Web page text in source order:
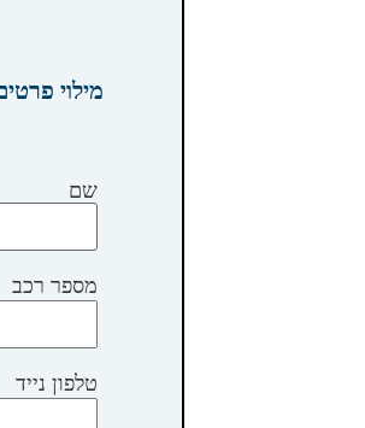
שם
מספר רכב
טלפון נייד